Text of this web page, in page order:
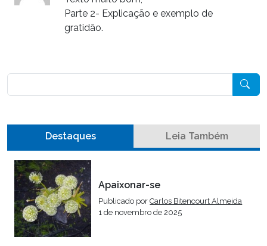
Parte 2- Explicação e exemplo de
gratidão.
Destaques Leia Também
Apaixonar-se
Publicado porCarlos Bitencourt Almeida
1 de novembro de 2025